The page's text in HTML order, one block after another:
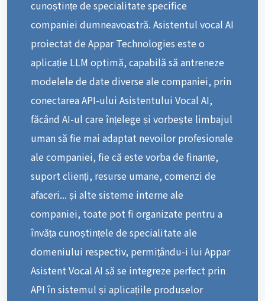
cunoștințe de specialitate specifice
companiei dumneavoastră. Asistentul vocal AI
proiectat de Appar Technologies este o
aplicație LLM optimă, capabilă să antreneze
modelele de date diverse ale companiei, prin
conectarea API-ului Asistentului Vocal AI,
făcând AI-ul care înțelege și vorbește limbajul
uman să fie mai adaptat nevoilor profesionale
ale companiei, fie că este vorba de finanțe,
suport clienți, resurse umane, comenzi de
afaceri... și alte sisteme interne ale
companiei, toate pot fi organizate pentru a
învăța cunoștințele de specialitate ale
domeniului respectiv, permițându-i lui Appar
Asistent Vocal AI să se integreze perfect prin
API în sistemul și aplicațiile produselor